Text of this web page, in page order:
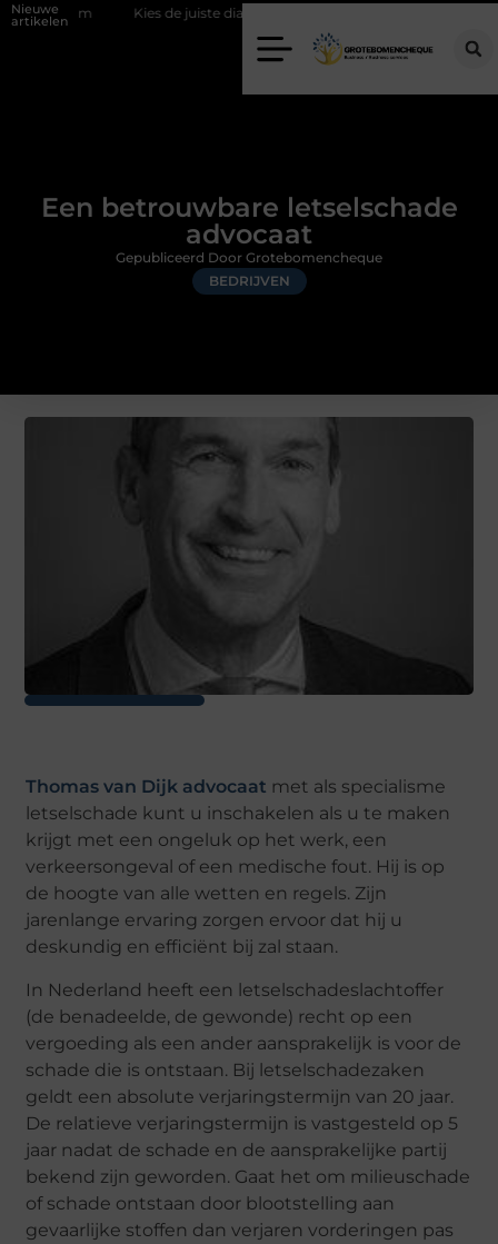
Nieuwe
artikelenKies de juiste diamantboor voor uw project
Een betrouwbare letselschade
advocaat
BEDRIJVEN
Gepubliceerd Door Grotebomencheque
Thomas van Dijk advocaat met als specialisme
letselschade kunt u inschakelen als u te maken
krijgt met een ongeluk op het werk, een
verkeersongeval of een medische fout. Hij is op
de hoogte van alle wetten en regels. Zijn
jarenlange ervaring zorgen ervoor dat hij u
deskundig en efficiënt bij zal staan.
In Nederland heeft een letselschadeslachtoffer
(de benadeelde, de gewonde) recht op een
vergoeding als een ander aansprakelijk is voor de
schade die is ontstaan. Bij letselschadezaken
geldt een absolute verjaringstermijn van 20 jaar.
De relatieve verjaringstermijn is vastgesteld op 5
jaar nadat de schade en de aansprakelijke partij
bekend zijn geworden. Gaat het om milieuschade
of schade ontstaan door blootstelling aan
gevaarlijke stoffen dan verjaren vorderingen pas